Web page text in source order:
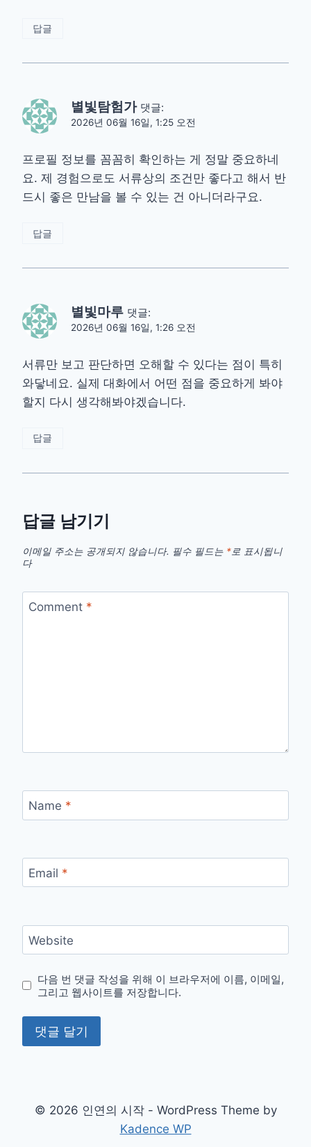
답글
별빛탐험가 댓글:
2026년 06월 16일, 1:25 오전
프로필 정보를 꼼꼼히 확인하는 게 정말 중요하네
요. 제 경험으로도 서류상의 조건만 좋다고 해서 반
드시 좋은 만남을 볼 수 있는 건 아니더라구요.
답글
별빛마루 댓글:
2026년 06월 16일, 1:26 오전
서류만 보고 판단하면 오해할 수 있다는 점이 특히
와닿네요. 실제 대화에서 어떤 점을 중요하게 봐야
할지 다시 생각해봐야겠습니다.
답글
답글 남기기
이메일 주소는 공개되지 않습니다. 필수 필드는 *로 표시됩니
다
Comment *
Name *
Email *
Website
다음 번 댓글 작성을 위해 이 브라우저에 이름, 이메일,
그리고 웹사이트를 저장합니다.
© 2026 인연의 시작 - WordPress Theme by
Kadence WP